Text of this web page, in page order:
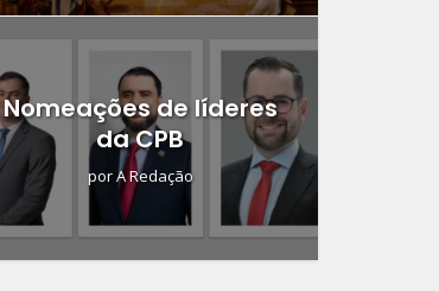
Nomeações de líderes
da CPB
porA Redação